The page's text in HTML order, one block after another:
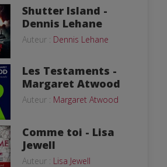
Shutter Island -
Dennis Lehane
Auteur : Dennis Lehane
Les Testaments -
Margaret Atwood
Auteur : Margaret Atwood
Comme toi - Lisa
Jewell
Auteur : Lisa Jewell